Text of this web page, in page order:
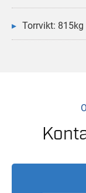
Torrvikt: 815kg